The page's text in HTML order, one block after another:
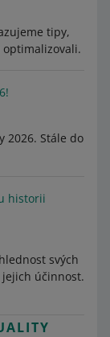
tipy,
2026. Stále do
historii
svých
účinnost.